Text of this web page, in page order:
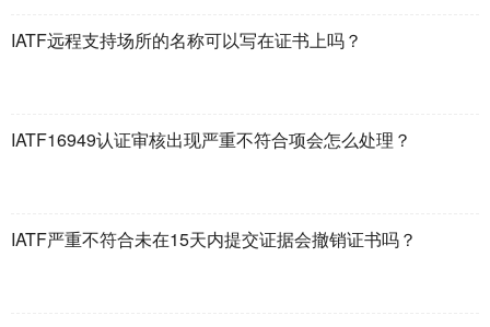
IATF远程支持场所的名称可以写在证书上吗？
IATF16949认证审核出现严重不符合项会怎么处理？
IATF严重不符合未在15天内提交证据会撤销证书吗？